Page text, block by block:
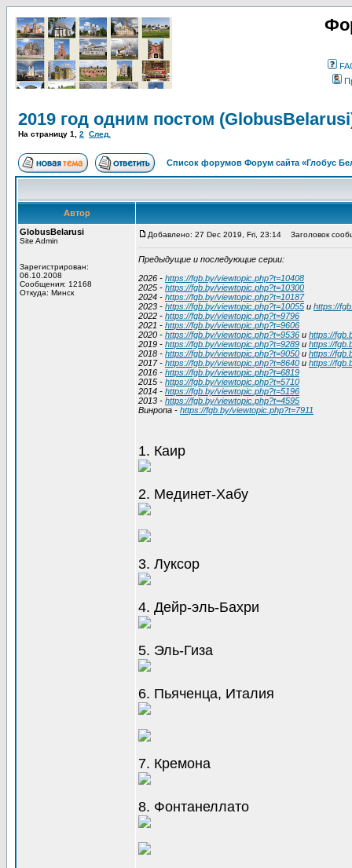
2019 год одним постом
На страницу 1 2 След.
Список форумов Форум сайта «Глобус
Автор
GlobusBelarusi
Site Admin
Зарегистрирован:
06.10.2008
Сообщения: 12168
Откуда: Минск
Добавлено: 27 Dec 2019, Fri, 23:14 Заголовок
Предыдущие и последующие серии:
2026 - https://fgb.by/viewtopic.php?t=10408
2025 - https://fgb.by/viewtopic.php?t=10300
2024 - https://fgb.by/viewtopic.php?t=10187
2023 - https://fgb.by/viewtopic.php?t=10055 и https://
2022 - https://fgb.by/viewtopic.php?t=9796
2021 - https://fgb.by/viewtopic.php?t=9606
2020 - https://fgb.by/viewtopic.php?t=9536 и https://
2019 - https://fgb.by/viewtopic.php?t=9289 и https://
2018 - https://fgb.by/viewtopic.php?t=9050 и https://
2017 - https://fgb.by/viewtopic.php?t=8640 и https://
2016 - https://fgb.by/viewtopic.php?t=6819
2015 - https://fgb.by/viewtopic.php?t=5710
2014 - https://fgb.by/viewtopic.php?t=5196
2013 - https://fgb.by/viewtopic.php?t=4595
Винропа - https://fgb.by/viewtopic.php?t=7911
1. Каир
2. Мединет-Хабу
3. Луксор
4. Дейр-эль-Бахри
5. Эль-Гиза
6. Пьяченца, Италия
7. Кремона
8. Фонтанеллато